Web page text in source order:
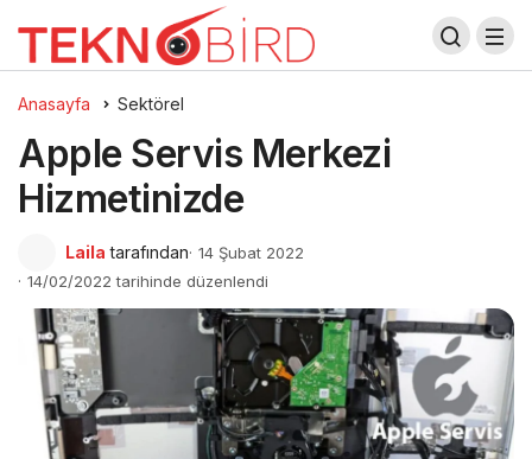
Anasayfa Sektörel
Apple Servis Merkezi
Hizmetinizde
Laila tarafından 14 Şubat 2022
14/02/2022 tarihinde düzenlendi